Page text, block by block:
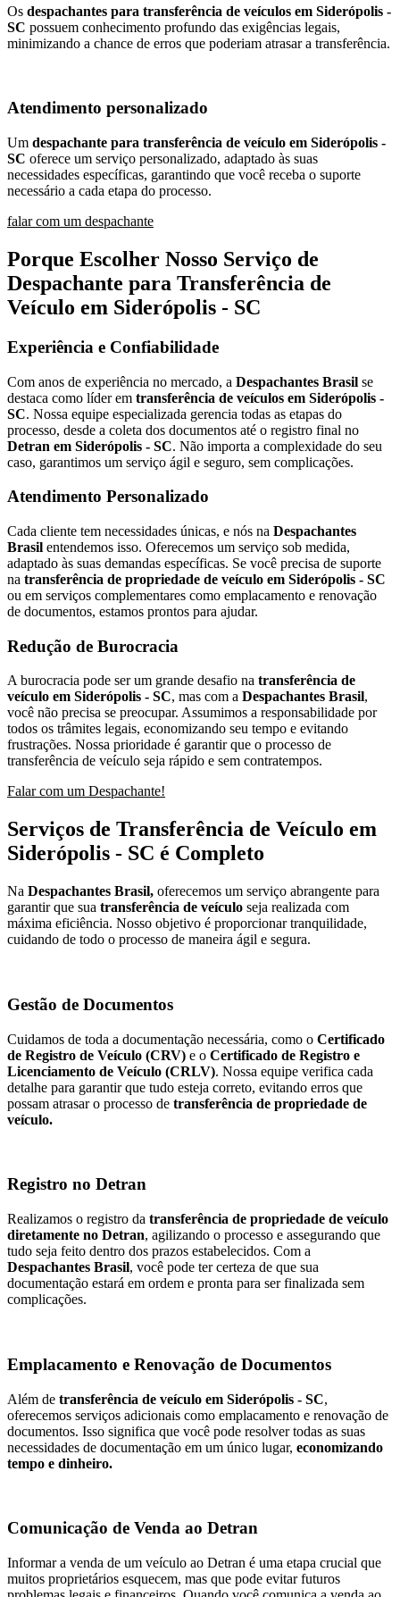
Os despachantes para transferência de veículos em Siderópolis -
SC possuem conhecimento profundo das exigências legais,
minimizando a chance de erros que poderiam atrasar a transferência.
Atendimento personalizado
Um despachante para transferência de veículo em Siderópolis -
SC oferece um serviço personalizado, adaptado às suas
necessidades específicas, garantindo que você receba o suporte
necessário a cada etapa do processo.
falar com um despachante
Porque Escolher Nosso Serviço de
Despachante para Transferência de
Veículo em Siderópolis - SC
Experiência e Confiabilidade
Com anos de experiência no mercado, a Despachantes Brasil se
destaca como líder em transferência de veículos em Siderópolis -
SC. Nossa equipe especializada gerencia todas as etapas do
processo, desde a coleta dos documentos até o registro final no
Detran em Siderópolis - SC. Não importa a complexidade do seu
caso, garantimos um serviço ágil e seguro, sem complicações.
Atendimento Personalizado
Cada cliente tem necessidades únicas, e nós na Despachantes
Brasil entendemos isso. Oferecemos um serviço sob medida,
adaptado às suas demandas específicas. Se você precisa de suporte
na transferência de propriedade de veículo em Siderópolis - SC
ou em serviços complementares como emplacamento e renovação
de documentos, estamos prontos para ajudar.
Redução de Burocracia
A burocracia pode ser um grande desafio na transferência de
veículo em Siderópolis - SC, mas com a Despachantes Brasil,
você não precisa se preocupar. Assumimos a responsabilidade por
todos os trâmites legais, economizando seu tempo e evitando
frustrações. Nossa prioridade é garantir que o processo de
transferência de veículo seja rápido e sem contratempos.
Falar com um Despachante!
Serviços de Transferência de Veículo em
Siderópolis - SC é Completo
Na Despachantes Brasil, oferecemos um serviço abrangente para
garantir que sua transferência de veículo seja realizada com
máxima eficiência. Nosso objetivo é proporcionar tranquilidade,
cuidando de todo o processo de maneira ágil e segura.
Gestão de Documentos
Cuidamos de toda a documentação necessária, como o Certificado
de Registro de Veículo (CRV) e o Certificado de Registro e
Licenciamento de Veículo (CRLV). Nossa equipe verifica cada
detalhe para garantir que tudo esteja correto, evitando erros que
possam atrasar o processo de transferência de propriedade de
veículo.
Registro no Detran
Realizamos o registro da transferência de propriedade de veículo
diretamente no Detran, agilizando o processo e assegurando que
tudo seja feito dentro dos prazos estabelecidos. Com a
Despachantes Brasil, você pode ter certeza de que sua
documentação estará em ordem e pronta para ser finalizada sem
complicações.
Emplacamento e Renovação de Documentos
Além de transferência de veículo em Siderópolis - SC,
oferecemos serviços adicionais como emplacamento e renovação de
documentos. Isso significa que você pode resolver todas as suas
necessidades de documentação em um único lugar, economizando
tempo e dinheiro.
Comunicação de Venda ao Detran
Informar a venda de um veículo ao Detran é uma etapa crucial que
muitos proprietários esquecem, mas que pode evitar futuros